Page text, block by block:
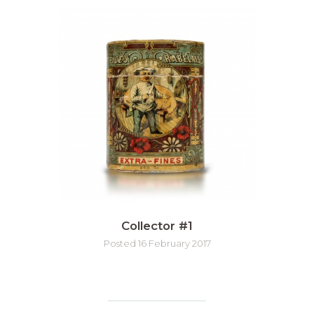
Collector #1
Posted 16 February 2017